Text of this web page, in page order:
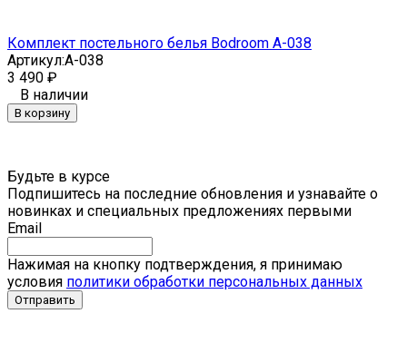
Комплект постельного белья Bodroom A-038
Артикул:A-038
3 490 ₽
В наличии
В корзину
Будьте в курсе
Подпишитесь на последние обновления и узнавайте о
новинках и специальных предложениях первыми
Email
Нажимая на кнопку подтверждения, я принимаю
условия политики обработки персональных данных